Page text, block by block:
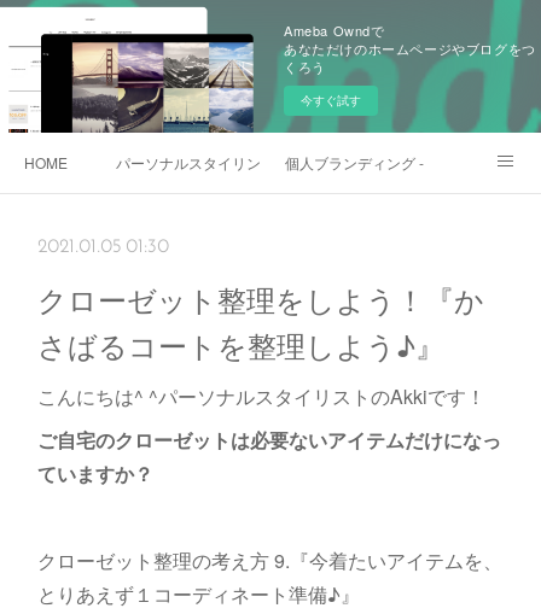
Ameba Owndで
あなただけのホームページやブログをつ
くろう
今すぐ試す
HOME パーソナルスタイリング - 一般向け個人ブランディング - ビジネスマン・
2021.01.05 01:30
クローゼット整理をしよう！『か
さばるコートを整理しよう♪』
こんにちは^ ^パーソナルスタイリストのAkkiです！
ご自宅のクローゼットは必要ないアイテムだけになっ
ていますか？
クローゼット整理の考え方 9.『今着たいアイテムを、
とりあえず１コーディネート準備♪』